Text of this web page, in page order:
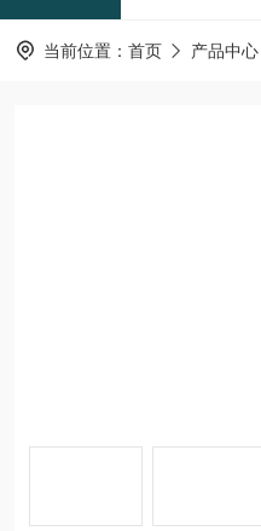
当前位置： 首页 产品中心